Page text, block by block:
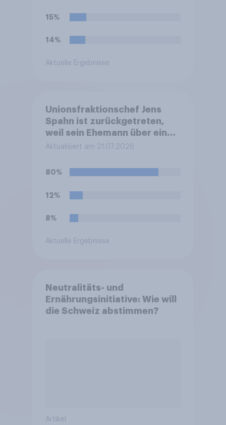
15%
14%
Aktuelle Ergebnisse
Unionsfraktionschef Jens
Spahn ist zurückgetreten,
weil sein Ehemann über eine
Leihmutterschaft im Ausland
Deutschland ist die
medizinische Ausführung der
Wie stehen Sie zu dem
Aktualisiert am 21.07.2026
80%
12%
8%
Aktuelle Ergebnisse
Neutralitäts- und
Ernährungsinitiative: Wie will
die Schweiz abstimmen?
Artikel